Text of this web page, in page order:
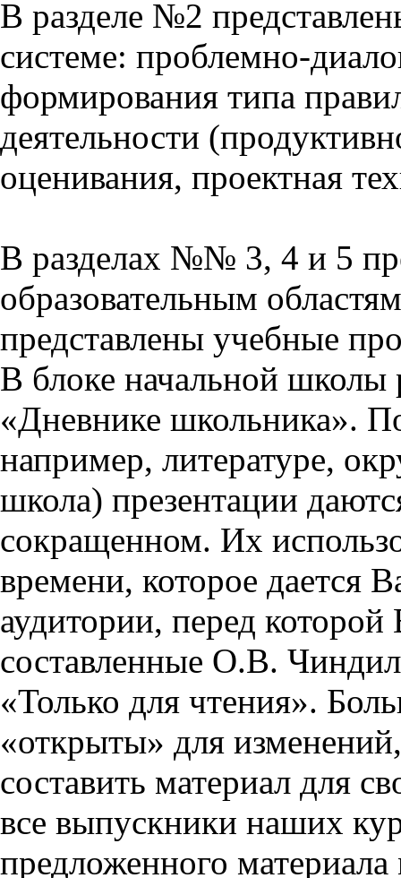
В разделе №2
системе: проблемно-
формирования типа
деятельности
оценивания, проектная
В разделах №№ 3, 4 и 5
образовательным
представлены учебные
В блоке начальной школы
«Дневнике школьника».
например, литературе,
школа) презентации
сокращенном. Их
времени, которое дается
аудитории, перед
составленные О.В.
«Только для чтения».
«открыты» для
составить материал для
все выпускники наших
предложенного